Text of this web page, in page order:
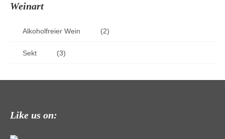
Weinart
Alkoholfreier Wein (2)
Sekt (3)
Like us on: